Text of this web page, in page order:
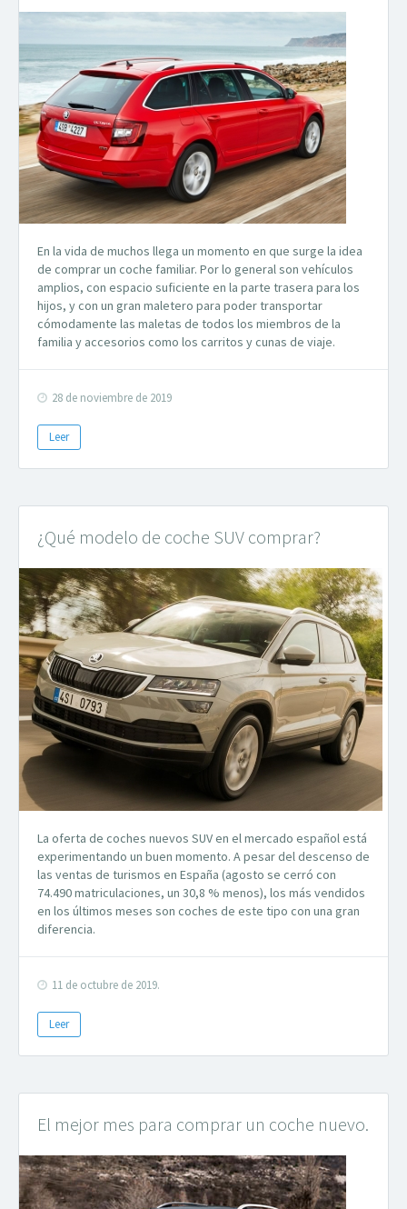
En la vida de muchos llega un momento en que surge la idea
de comprar un coche familiar. Por lo general son vehículos
amplios, con espacio suficiente en la parte trasera para los
hijos, y con un gran maletero para poder transportar
cómodamente las maletas de todos los miembros de la
familia y accesorios como los carritos y cunas de viaje.
28 de noviembre de 2019
Leer
¿Qué modelo de coche SUV comprar?
La oferta de coches nuevos SUV en el mercado español está
experimentando un buen momento. A pesar del descenso de
las ventas de turismos en España (agosto se cerró con
74.490 matriculaciones, un 30,8 % menos), los más vendidos
en los últimos meses son coches de este tipo con una gran
diferencia.
11 de octubre de 2019.
Leer
El mejor mes para comprar un coche nuevo.